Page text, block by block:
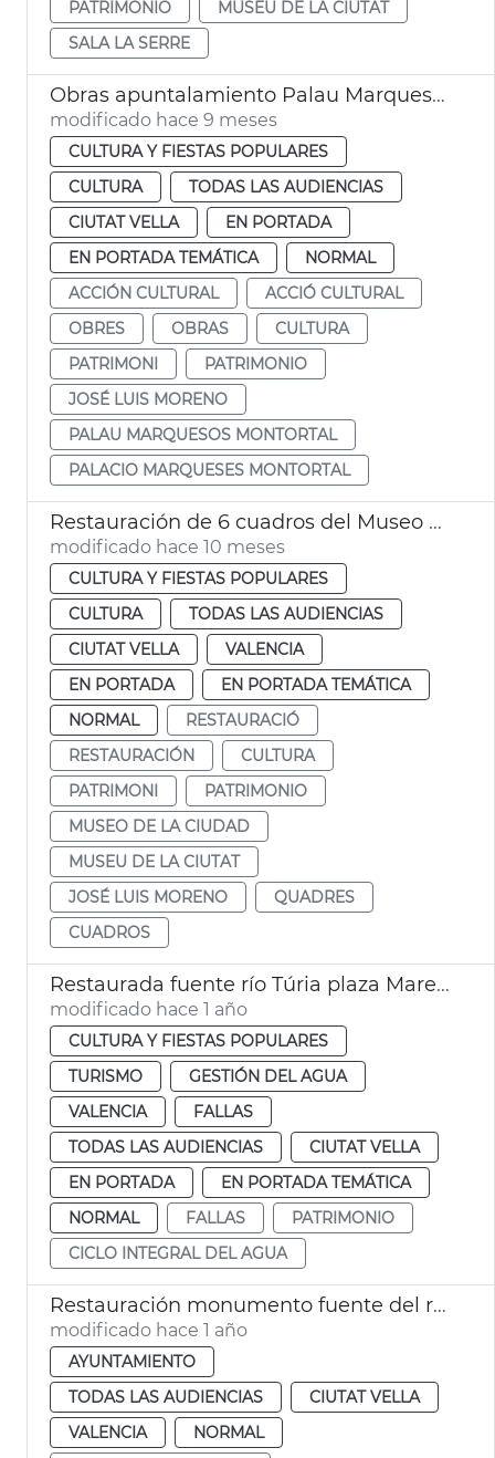
PATRIMONIO
MUSEU DE LA CIUTAT
SALA LA SERRE
Obras apuntalamiento Palau Marquesos Montortal
modificado hace 9 meses
CULTURA Y FIESTAS POPULARES
CULTURA
TODAS LAS AUDIENCIAS
CIUTAT VELLA
EN PORTADA
EN PORTADA TEMÁTICA
NORMAL
ACCIÓN CULTURAL
ACCIÓ CULTURAL
OBRES
OBRAS
CULTURA
PATRIMONI
PATRIMONIO
JOSÉ LUIS MORENO
PALAU MARQUESOS MONTORTAL
PALACIO MARQUESES MONTORTAL
Restauración de 6 cuadros del Museo de la Ciudad
modificado hace 10 meses
CULTURA Y FIESTAS POPULARES
CULTURA
TODAS LAS AUDIENCIAS
CIUTAT VELLA
VALENCIA
EN PORTADA
EN PORTADA TEMÁTICA
NORMAL
RESTAURACIÓ
RESTAURACIÓN
CULTURA
PATRIMONI
PATRIMONIO
MUSEO DE LA CIUDAD
MUSEU DE LA CIUTAT
JOSÉ LUIS MORENO
QUADRES
CUADROS
Restaurada fuente río Túria plaza Mare de Déu València
modificado hace 1 año
CULTURA Y FIESTAS POPULARES
TURISMO
GESTIÓN DEL AGUA
VALENCIA
FALLAS
TODAS LAS AUDIENCIAS
CIUTAT VELLA
EN PORTADA
EN PORTADA TEMÁTICA
NORMAL
FALLAS
PATRIMONIO
CICLO INTEGRAL DEL AGUA
Restauración monumento fuente del río Túria plaza de la Mare de Déu de València
modificado hace 1 año
AYUNTAMIENTO
TODAS LAS AUDIENCIAS
CIUTAT VELLA
VALENCIA
NORMAL